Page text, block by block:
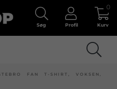
Søg Profil Kurv
0
FAN T-SHIRT, VOKSEN,